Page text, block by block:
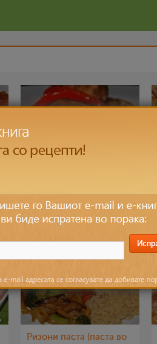
со сос од печурки
pestopasta 6 апр 2015
Ризони паста (паста во